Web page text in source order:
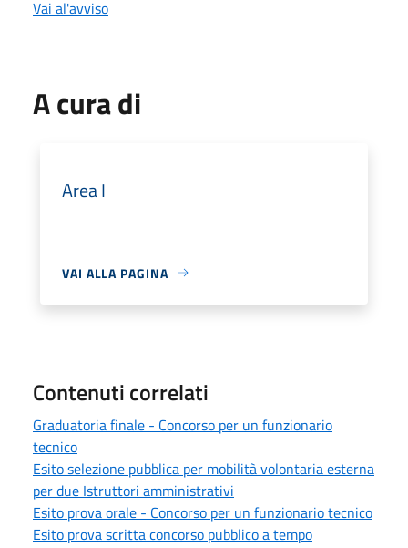
Vai al'avviso
A cura di
Area I
VAI ALLA PAGINA
Contenuti correlati
Graduatoria finale - Concorso per un funzionario
tecnico
Esito selezione pubblica per mobilità volontaria esterna
per due Istruttori amministrativi
Esito prova orale - Concorso per un funzionario tecnico
Esito prova scritta concorso pubblico a tempo